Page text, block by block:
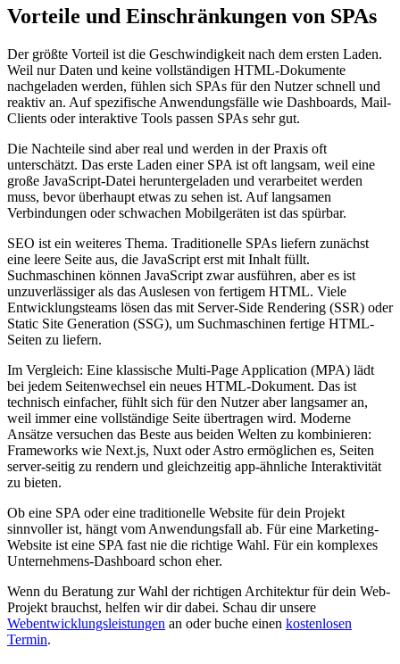
Vorteile und Einschränkungen von SPAs
Der größte Vorteil ist die Geschwindigkeit nach dem ersten Laden.
Weil nur Daten und keine vollständigen HTML-Dokumente
nachgeladen werden, fühlen sich SPAs für den Nutzer schnell und
reaktiv an. Auf spezifische Anwendungsfälle wie Dashboards, Mail-
Clients oder interaktive Tools passen SPAs sehr gut.
Die Nachteile sind aber real und werden in der Praxis oft
unterschätzt. Das erste Laden einer SPA ist oft langsam, weil eine
große JavaScript-Datei heruntergeladen und verarbeitet werden
muss, bevor überhaupt etwas zu sehen ist. Auf langsamen
Verbindungen oder schwachen Mobilgeräten ist das spürbar.
SEO ist ein weiteres Thema. Traditionelle SPAs liefern zunächst
eine leere Seite aus, die JavaScript erst mit Inhalt füllt.
Suchmaschinen können JavaScript zwar ausführen, aber es ist
unzuverlässiger als das Auslesen von fertigem HTML. Viele
Entwicklungsteams lösen das mit Server-Side Rendering (SSR) oder
Static Site Generation (SSG), um Suchmaschinen fertige HTML-
Seiten zu liefern.
Im Vergleich: Eine klassische Multi-Page Application (MPA) lädt
bei jedem Seitenwechsel ein neues HTML-Dokument. Das ist
technisch einfacher, fühlt sich für den Nutzer aber langsamer an,
weil immer eine vollständige Seite übertragen wird. Moderne
Ansätze versuchen das Beste aus beiden Welten zu kombinieren:
Frameworks wie Next.js, Nuxt oder Astro ermöglichen es, Seiten
server-seitig zu rendern und gleichzeitig app-ähnliche Interaktivität
zu bieten.
Ob eine SPA oder eine traditionelle Website für dein Projekt
sinnvoller ist, hängt vom Anwendungsfall ab. Für eine Marketing-
Website ist eine SPA fast nie die richtige Wahl. Für ein komplexes
Unternehmens-Dashboard schon eher.
Wenn du Beratung zur Wahl der richtigen Architektur für dein Web-
Projekt brauchst, helfen wir dir dabei. Schau dir unsere
Webentwicklungsleistungen an oder buche einen kostenlosen
Termin.